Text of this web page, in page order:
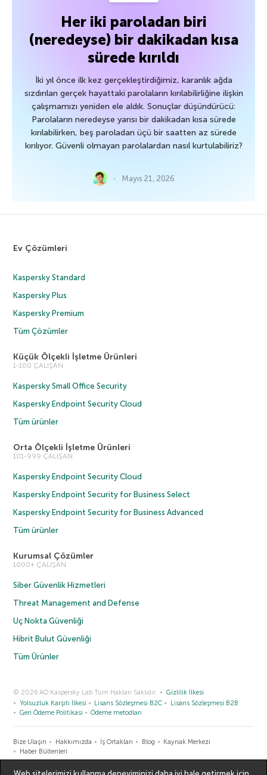
Her iki paroladan biri
(neredeyse) bir dakikadan kısa
sürede kırıldı
İki yıl önce ilk kez gerçekleştirdiğimiz, karanlık ağda
sızdırılan gerçek hayattaki parolaların kırılabilirliğine ilişkin
çalışmamızı yeniden ele aldık. Sonuçlar düşündürücü:
Parolaların neredeyse yarısı bir dakikadan kısa sürede
kırılabilirken, beş paroladan üçü bir saatten az sürede
kırılıyor. Güvenli olmayan parolalardan nasıl kurtulabiliriz?
Mayıs 21, 2026
Ev Çözümleri
Kaspersky Standard
Kaspersky Plus
Kaspersky Premium
Tüm Çözümler
Küçük Ölçekli İşletme Ürünleri
1-100 ÇALIŞAN
Kaspersky Small Office Security
Kaspersky Endpoint Security Cloud
Tüm ürünler
Orta Ölçekli İşletme Ürünleri
101-999 ÇALIŞAN
Kaspersky Endpoint Security Cloud
Kaspersky Endpoint Security for Business Select
Kaspersky Endpoint Security for Business Advanced
Tüm ürünler
Kurumsal Çözümler
1000+ ÇALIŞAN
Siber Güvenlik Hizmetleri
Threat Management and Defense
Uç Nokta Güvenliği
Hibrit Bulut Güvenliği
Tüm Ürünler
© 2026 AO Kaspersky Lab Tüm Hakları Saklıdır.
Gizlilik İlkesi
Yolsuzluk Karşıtı İlkesi
Lisans Sözleşmesi B2C
Lisans Sözleşmesi B2B
Geri Ödeme Politikasi
Ödeme metodları
Bize Ulaşın Hakkımızda İş Ortakları Blog
Kaynak Merkezi
Haber Bültenleri